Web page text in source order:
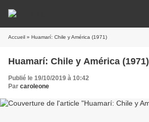
Accueil » Huamarí: Chile y América (1971)
Huamarí: Chile y América (1971)
Publié le 19/10/2019 à 10:42
Par caroleone